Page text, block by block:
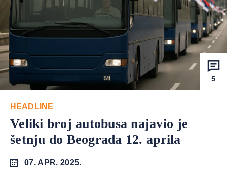
5
HEADLINE
Veliki broj autobusa najavio je
šetnju do Beograda 12. aprila
07. APR. 2025.